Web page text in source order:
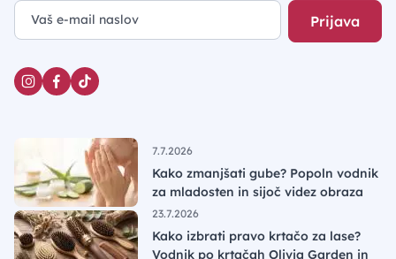
Prijava
7.7.2026
Kako zmanjšati gube? Popoln vodnik
za mladosten in sijoč videz obraza
23.7.2026
Kako izbrati pravo krtačo za lase?
Vodnik po krtačah Olivia Garden in